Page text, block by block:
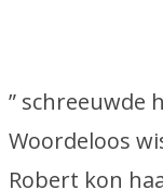
” schreeuwde
Woordeloos
Robert kon